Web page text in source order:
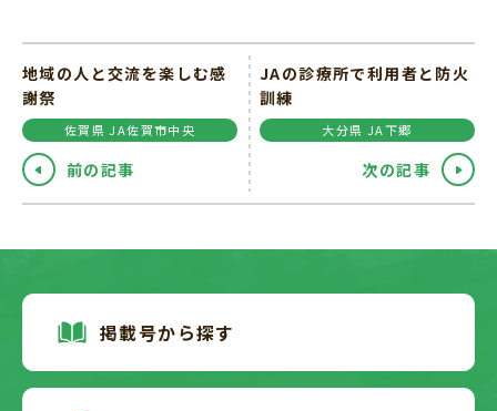
地域の人と交流を楽しむ感
謝祭
佐賀県 JA佐賀市中央
前の記事
JAの診療所で利用者と防火
訓練
大分県 JA下郷
次の記事
掲載号から探す